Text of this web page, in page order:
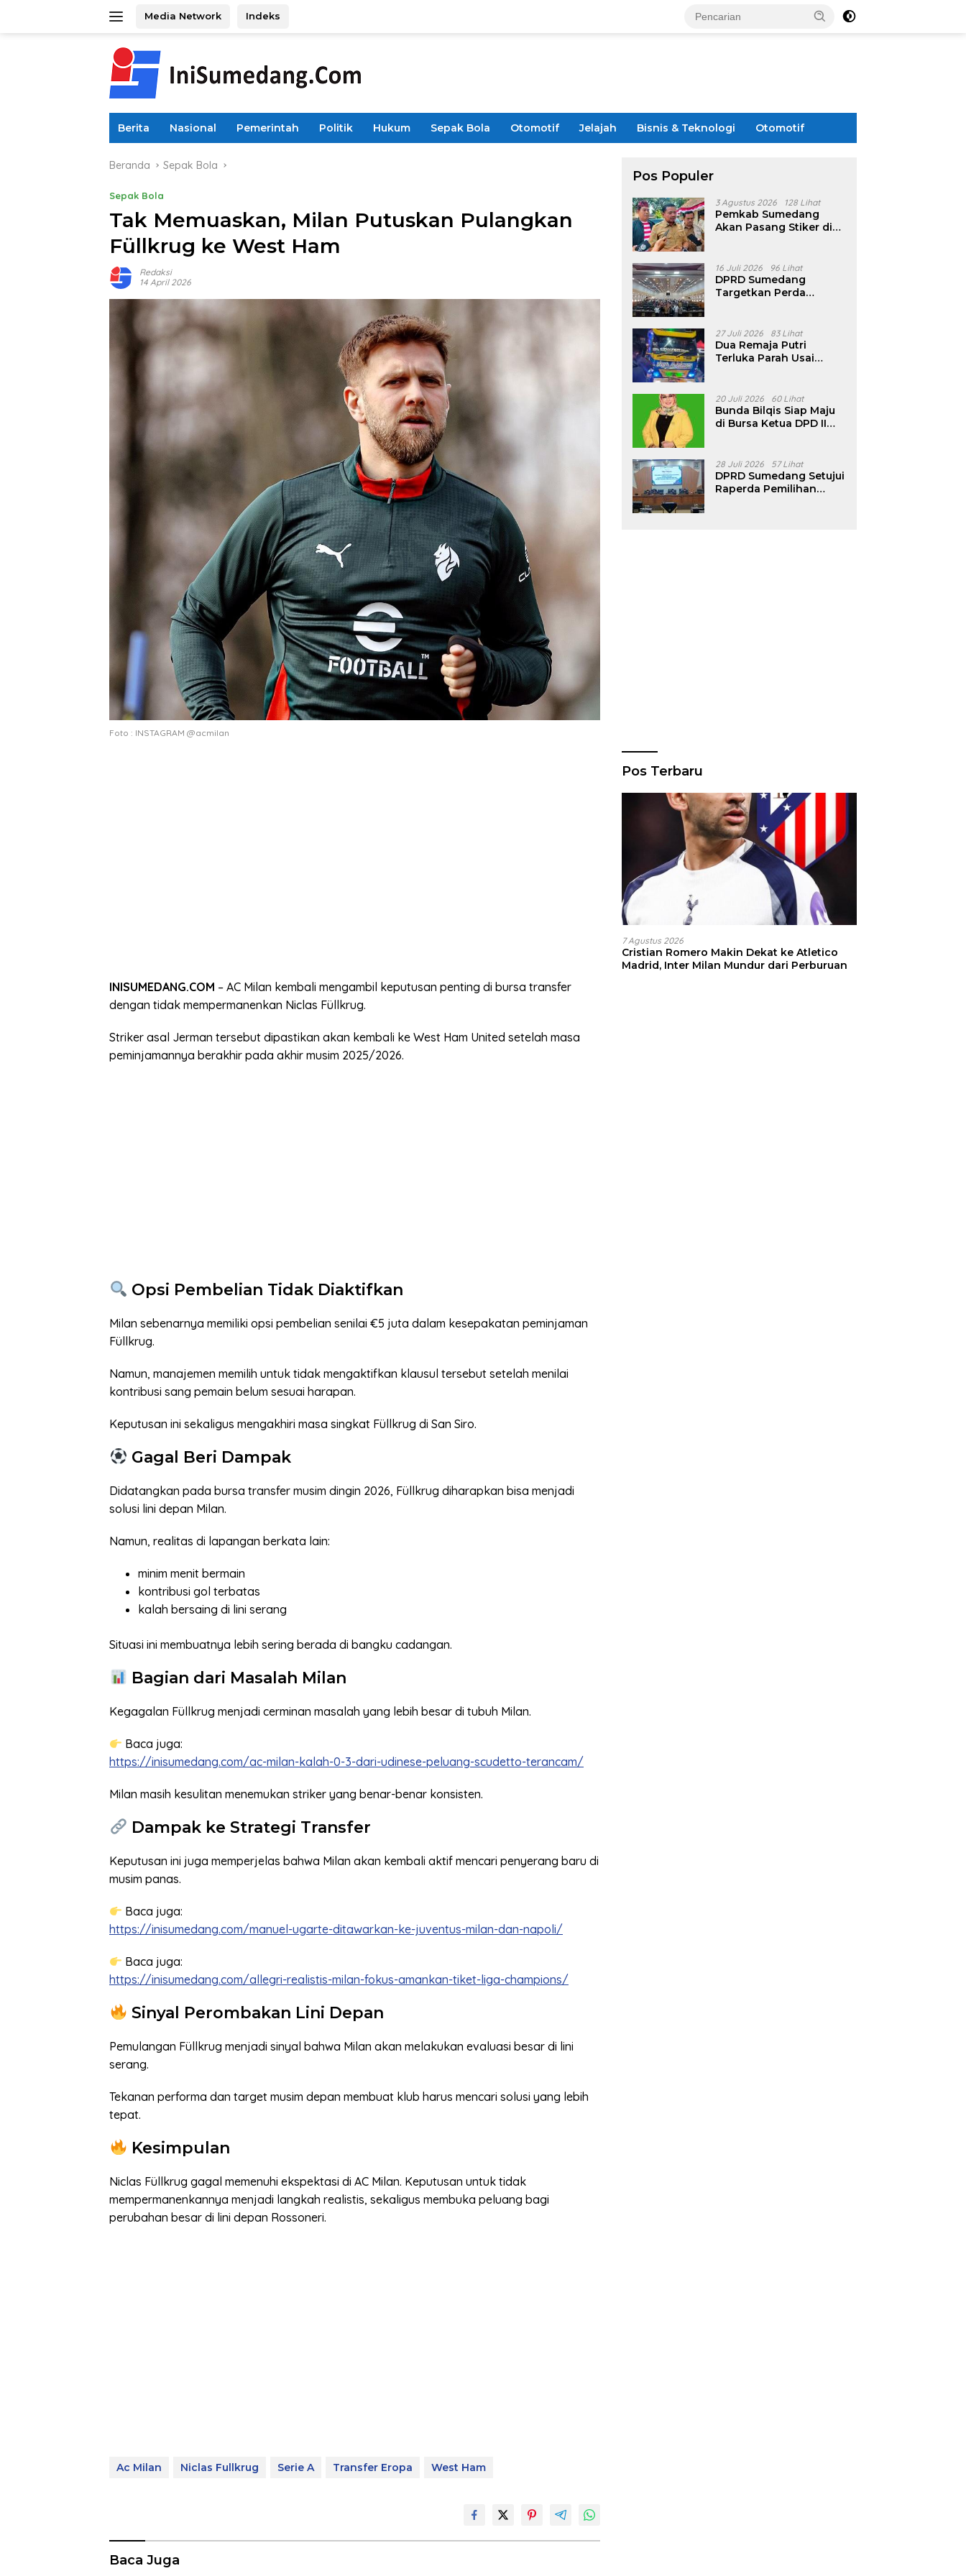
Media Network Indeks
Berita Nasional Pemerintah Politik Hukum Sepak Bola Otomotif Jelajah Bisnis & Teknologi Otomotif
Beranda Sepak Bola
Sepak Bola
Tak Memuaskan, Milan Putuskan Pulangkan
Füllkrug ke West Ham
Redaksi
14 April 2026
Foto : INSTAGRAM @acmilan
INISUMEDANG.COM – AC Milan kembali mengambil keputusan penting di bursa transfer
dengan tidak mempermanenkan Niclas Füllkrug.
Striker asal Jerman tersebut dipastikan akan kembali ke West Ham United setelah masa
peminjamannya berakhir pada akhir musim 2025/2026.
Opsi Pembelian Tidak Diaktifkan
Milan sebenarnya memiliki opsi pembelian senilai €5 juta dalam kesepakatan peminjaman
Füllkrug.
Namun, manajemen memilih untuk tidak mengaktifkan klausul tersebut setelah menilai
kontribusi sang pemain belum sesuai harapan.
Keputusan ini sekaligus mengakhiri masa singkat Füllkrug di San Siro.
Gagal Beri Dampak
Didatangkan pada bursa transfer musim dingin 2026, Füllkrug diharapkan bisa menjadi
solusi lini depan Milan.
Namun, realitas di lapangan berkata lain:
minim menit bermain
kontribusi gol terbatas
kalah bersaing di lini serang
Situasi ini membuatnya lebih sering berada di bangku cadangan.
Bagian dari Masalah Milan
Kegagalan Füllkrug menjadi cerminan masalah yang lebih besar di tubuh Milan.
Baca juga:
https://inisumedang.com/ac-milan-kalah-0-3-dari-udinese-peluang-scudetto-terancam/
Milan masih kesulitan menemukan striker yang benar-benar konsisten.
Dampak ke Strategi Transfer
Keputusan ini juga memperjelas bahwa Milan akan kembali aktif mencari penyerang baru di
musim panas.
Baca juga:
https://inisumedang.com/manuel-ugarte-ditawarkan-ke-juventus-milan-dan-napoli/
Baca juga:
https://inisumedang.com/allegri-realistis-milan-fokus-amankan-tiket-liga-champions/
Sinyal Perombakan Lini Depan
Pemulangan Füllkrug menjadi sinyal bahwa Milan akan melakukan evaluasi besar di lini
serang.
Tekanan performa dan target musim depan membuat klub harus mencari solusi yang lebih
tepat.
Kesimpulan
Niclas Füllkrug gagal memenuhi ekspektasi di AC Milan. Keputusan untuk tidak
mempermanenkannya menjadi langkah realistis, sekaligus membuka peluang bagi
perubahan besar di lini depan Rossoneri.
Ac Milan Niclas Fullkrug Serie A Transfer Eropa West Ham
Baca Juga
Pos Populer
3 Agustus 2026 128 Lihat
Pemkab Sumedang
Akan Pasang Stiker di
16 Juli 2026 96 Lihat
DPRD Sumedang
Targetkan Perda
Pencalonan Diperjelas
27 Juli 2026 83 Lihat
Dua Remaja Putri
Terluka Parah Usai
Tanjungsari Sumedang
20 Juli 2026 60 Lihat
Bunda Bilqis Siap Maju
di Bursa Ketua DPD II
28 Juli 2026 57 Lihat
DPRD Sumedang Setujui
Raperda Pemilihan
Pos Terbaru
7 Agustus 2026
Cristian Romero Makin Dekat ke Atletico
Madrid, Inter Milan Mundur dari Perburuan